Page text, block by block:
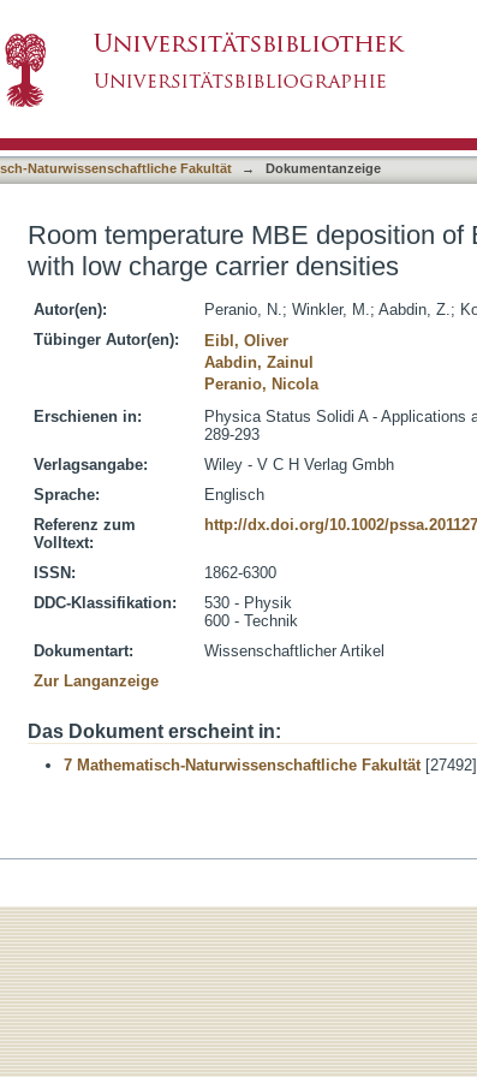
Naturwissenschaftliche Fakultät → Dokumentanzeige
Room temperature MBE deposition of
with low charge carrier densities
Autor(en): Peranio, N.; Winkler, M.; Aabdin, Z.;
Tübinger Autor(en):
Eibl, Oliver
Aabdin, Zainul
Peranio, Nicola
Erschienen in:
Physica Status Solidi A - Applications
289-293
Verlagsangabe:
Wiley - V C H Verlag Gmbh
Sprache:
Englisch
Referenz zum
Volltext:
http://dx.doi.org/10.1002/
ISSN:
1862-6300
DDC-Klassifikation:
530 - Physik
600 - Technik
Dokumentart:
Wissenschaftlicher Artikel
Zur Langanzeige
Das Dokument erscheint in:
7 Mathematisch-Naturwissenschaftliche Fakultät[27492]